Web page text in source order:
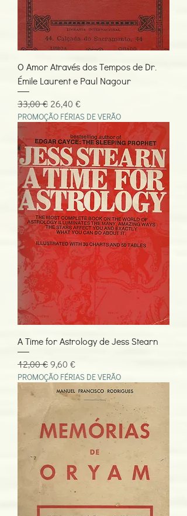
O Amor Através dos Tempos de Dr.
Émile Laurent e Paul Nagour
Preço normal
33,00 € Preço promocional
26,40 €
PROMOÇÃO FÉRIAS DE VERÃO
A Time for Astrology de Jess Stearn
Preço normal
12,00 €Preço promocional
9,60 €
PROMOÇÃO FÉRIAS DE VERÃO